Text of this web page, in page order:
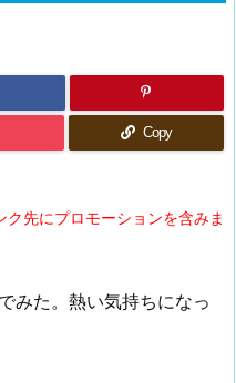
Copy
先にプロモーションを含みま
みた。熱い気持ちになっ